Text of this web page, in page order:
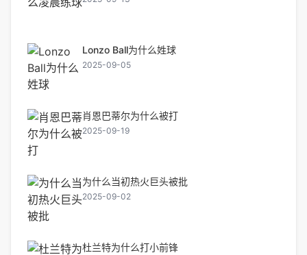
Lonzo Ball为什么姓球
2025-09-05
肖恩巴蒂尔为什么被打
2025-09-19
为什么当初热火巨头被批
2025-09-02
杜兰特为什么打小前锋